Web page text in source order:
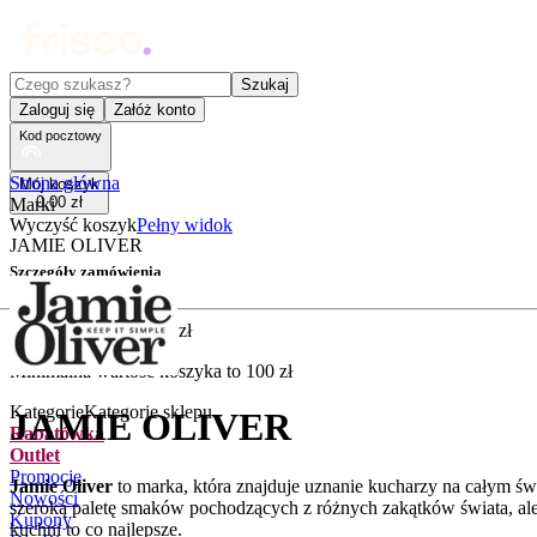
Czego szukasz?
Szukaj
Zaloguj się
Załóż konto
Kod pocztowy
Mój koszyk
0,00 zł
Wyczyść koszykPełny widok
Szczegóły zamówienia
Złóż zamówienie5,90
zł
Minimalna wartość koszyka to 100 zł
KategorieKategorie sklepu
Rabatówka
Outlet
Promocje
Nowości
Kupony
Strona główna
Marki
JAMIE OLIVER
JAMIE OLIVER
Jamie Oliver to marka, która znajduje uznanie kucharzy na całym
szeroką paletę smaków pochodzących z różnych zakątków świata,
kuchni to co najlepsze.